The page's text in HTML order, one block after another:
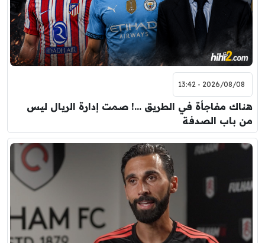
2026/08/08 - 13:42
هناك مفاجأة في الطريق …! صمت إدارة الريال ليس
من باب الصدفة